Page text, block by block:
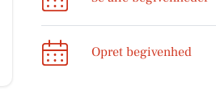
Opret begivenhed